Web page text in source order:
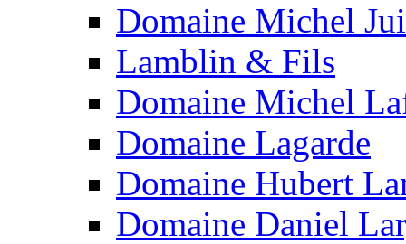
Domaine Michel
Lamblin & Fils
Domaine Michel
Domaine Lagarde
Domaine Hubert
Domaine Daniel